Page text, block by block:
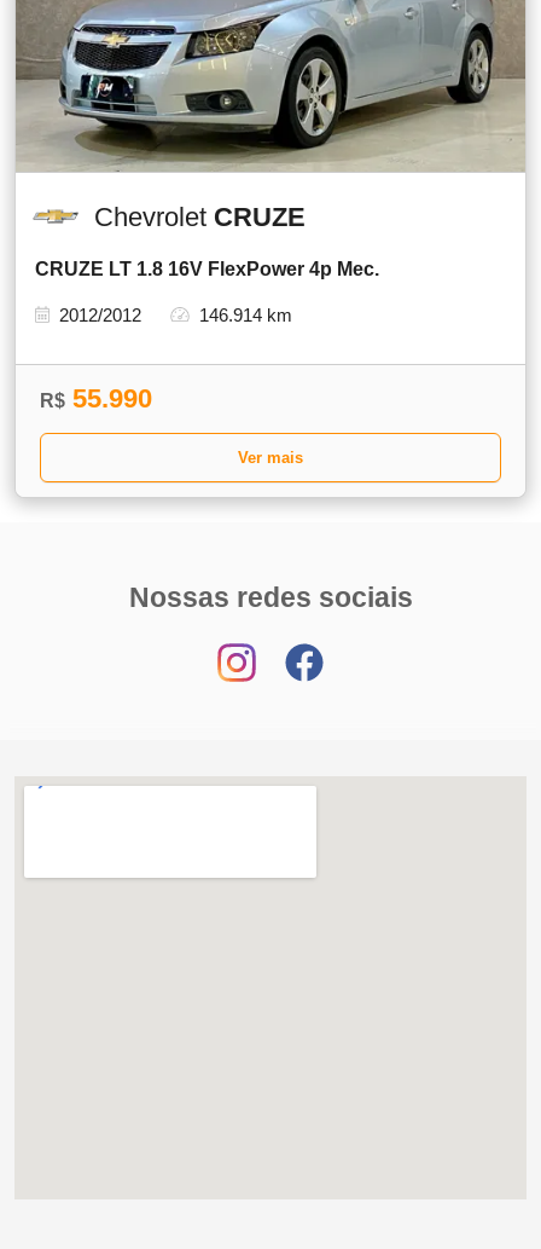
Chevrolet CRUZE
CRUZE LT 1.8 16V FlexPower 4p Mec.
2012/2012 146.914 km
R$ 55.990
Ver mais
Nossas redes sociais